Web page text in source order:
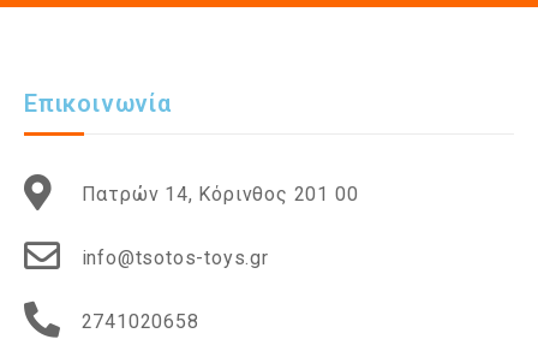
Επικοινωνία
Πατρών 14, Κόρινθος 201 00
info@tsotos-toys.gr
2741020658